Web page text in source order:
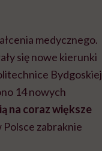
medycznego.
się nowe kierunki
Bydgoskiej
14 nowych
na coraz większe
Polsce zabraknie